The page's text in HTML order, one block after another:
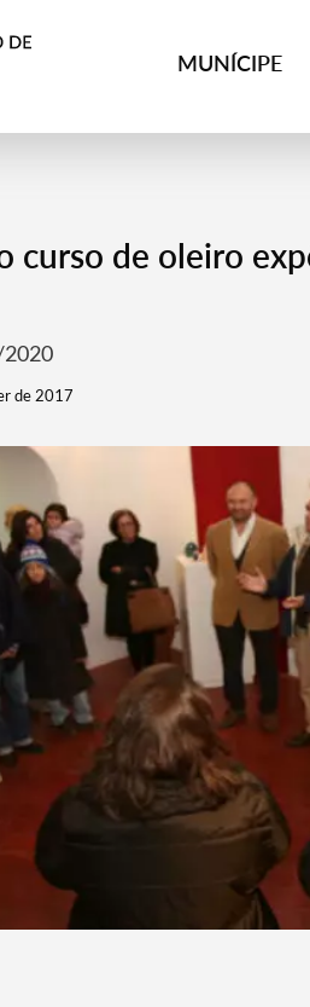
MUNÍCIPE
curso de oleiro
de 2017